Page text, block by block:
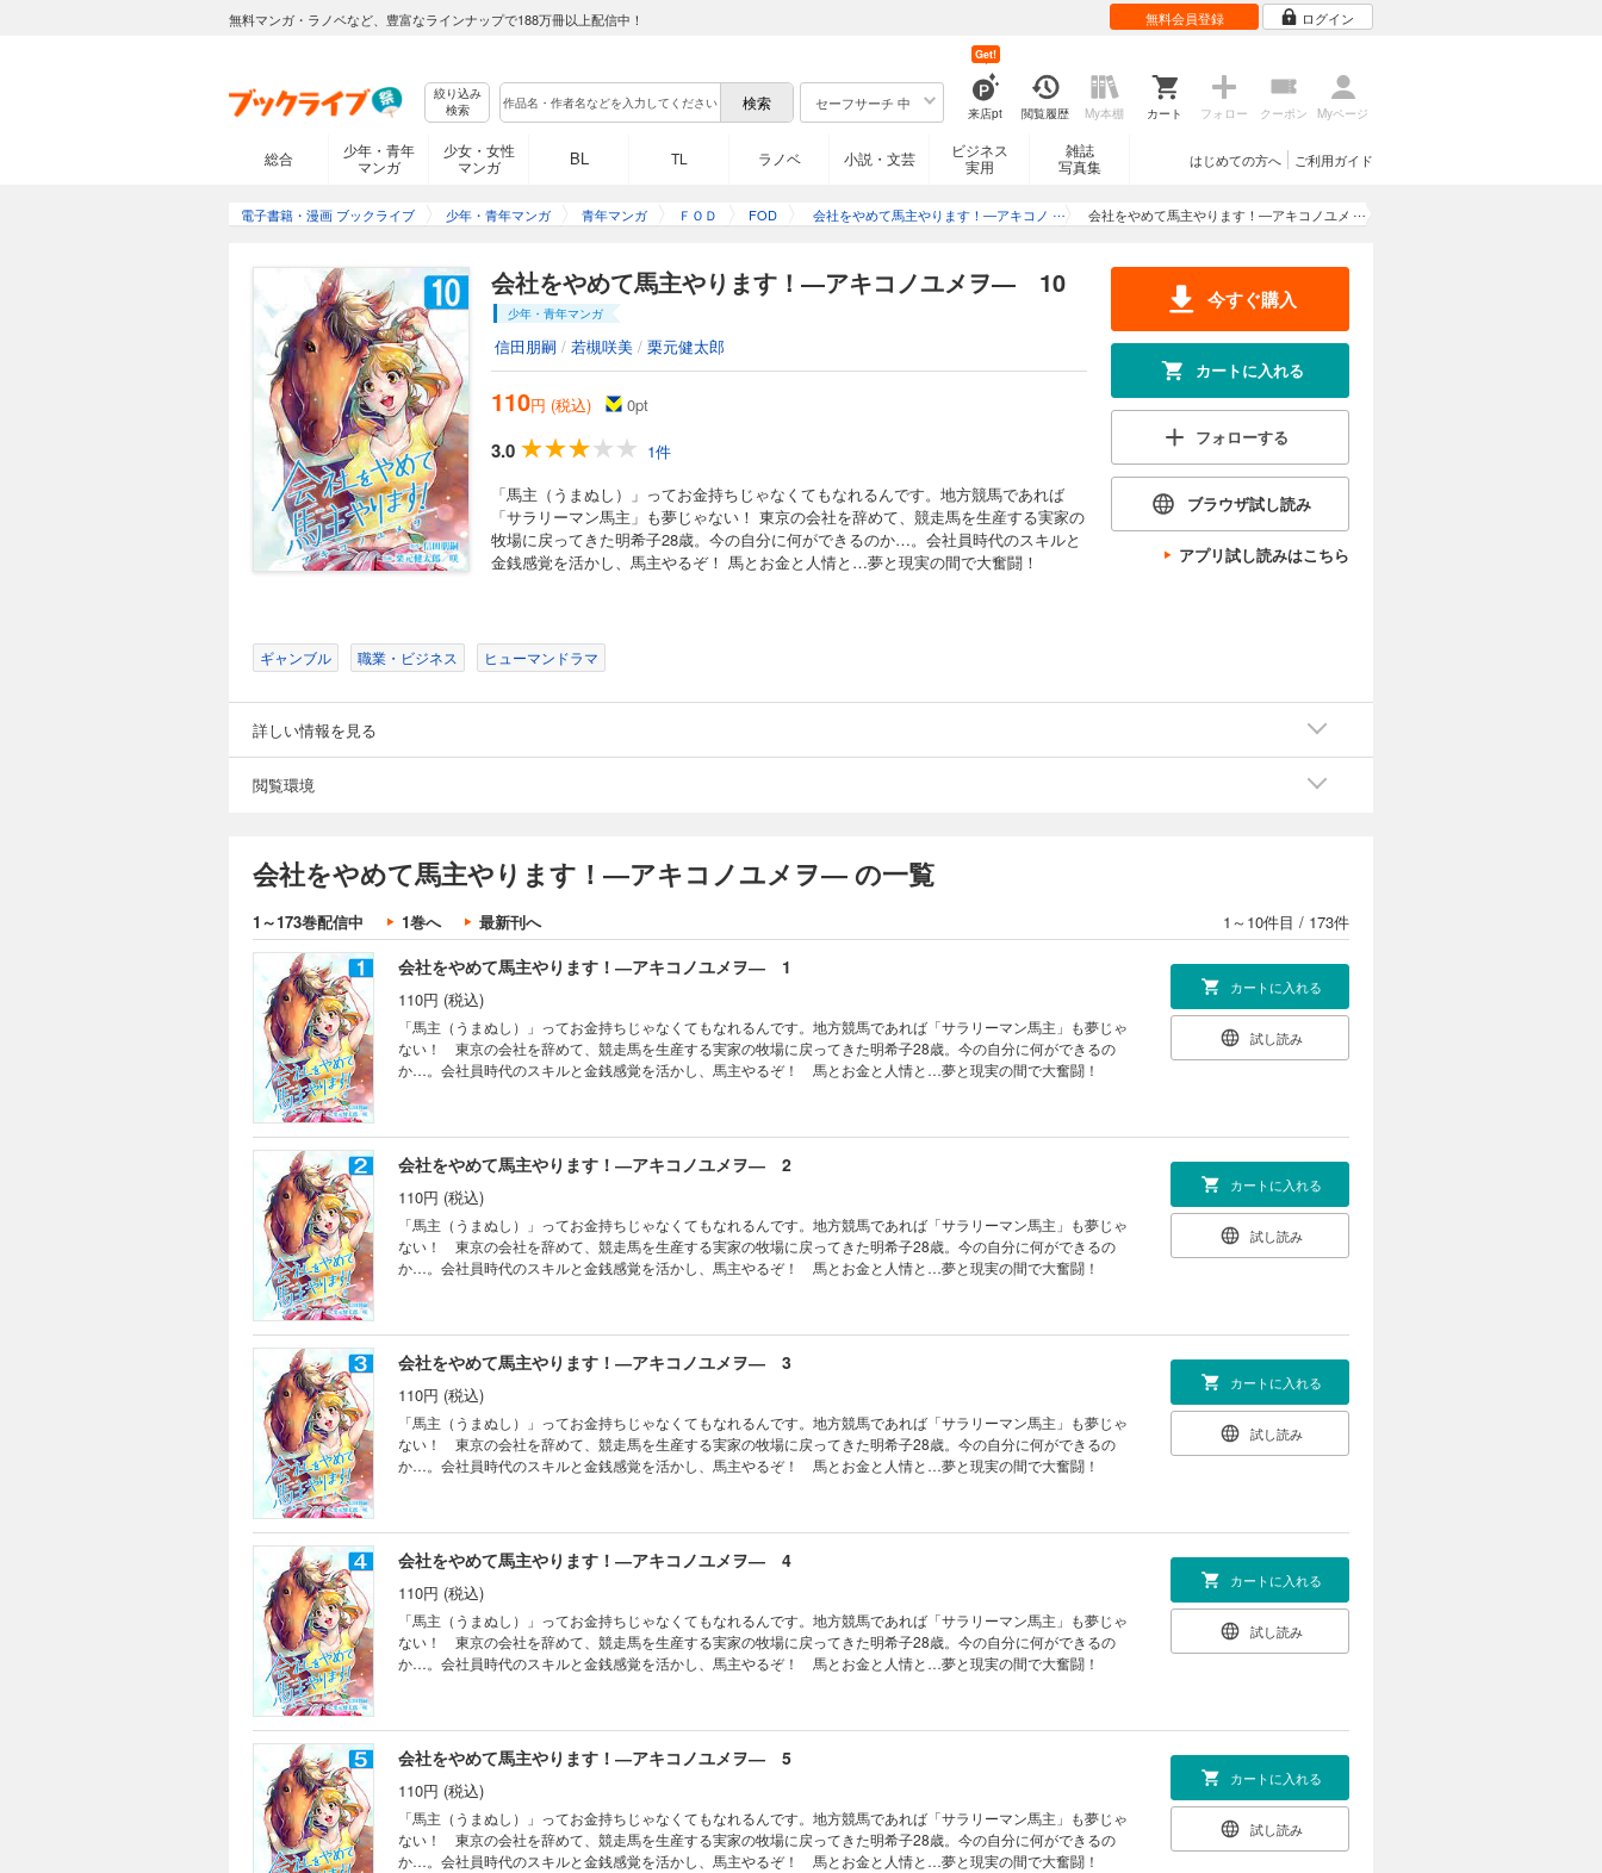
無料マンガ・ラノベなど、豊富なラインナップで188万冊以上配信中！ 無料会員登録 ログイン
絞り込み
検索
セーフサーチ 中
来店pt
Get!
閲覧履歴 My本棚 カート フォロー クーポン Myページ
総合
少年・青年
マンガ
少女・女性
マンガ
BL TL ラノベ 小説・文芸
ビジネス
実用
雑誌
写真集
ご利用ガイド
はじめての方へ
電子書籍・漫画 ブックライブ 少年・青年マンガ 青年マンガ ＦＯＤ FOD
会社をやめて馬主やります！―アキコノ
会社をやめて馬主やります！―アキコノユメ
会社をやめて馬主やります！―アキコノユメヲ― 10
少年・青年マンガ
信田朋嗣 / 若槻咲美 / 栗元健太郎
110円 (税込) 0pt
3.0
1件
「馬主（うまぬし）」ってお金持ちじゃなくてもなれるんです。地方競馬であれば
「サラリーマン馬主」も夢じゃない！ 東京の会社を辞めて、競走馬を生産する実家の
牧場に戻ってきた明希子28歳。今の自分に何ができるのか…。会社員時代のスキルと
金銭感覚を活かし、馬主やるぞ！ 馬とお金と人情と…夢と現実の間で大奮闘！
今すぐ購入
カートに入れる
フォローする
ブラウザ試し読み
アプリ試し読みはこちら
ギャンブル 職業・ビジネス ヒューマンドラマ
詳しい情報を見る
閲覧環境
会社をやめて馬主やります！―アキコノユメヲ― の一覧
1～173巻配信中 1巻へ 最新刊へ 1～10件目 / 173件
会社をやめて馬主やります！―アキコノユメヲ― 1
110円 (税込)
「馬主（うまぬし）」ってお金持ちじゃなくてもなれるんです。地方競馬であれば「サラリーマン馬主」も夢じゃ
ない！ 東京の会社を辞めて、競走馬を生産する実家の牧場に戻ってきた明希子28歳。今の自分に何ができるの
か…。会社員時代のスキルと金銭感覚を活かし、馬主やるぞ！ 馬とお金と人情と…夢と現実の間で大奮闘！
カートに入れる
試し読み
会社をやめて馬主やります！―アキコノユメヲ― 2
110円 (税込)
「馬主（うまぬし）」ってお金持ちじゃなくてもなれるんです。地方競馬であれば「サラリーマン馬主」も夢じゃ
ない！ 東京の会社を辞めて、競走馬を生産する実家の牧場に戻ってきた明希子28歳。今の自分に何ができるの
か…。会社員時代のスキルと金銭感覚を活かし、馬主やるぞ！ 馬とお金と人情と…夢と現実の間で大奮闘！
カートに入れる
試し読み
会社をやめて馬主やります！―アキコノユメヲ― 3
110円 (税込)
「馬主（うまぬし）」ってお金持ちじゃなくてもなれるんです。地方競馬であれば「サラリーマン馬主」も夢じゃ
ない！ 東京の会社を辞めて、競走馬を生産する実家の牧場に戻ってきた明希子28歳。今の自分に何ができるの
か…。会社員時代のスキルと金銭感覚を活かし、馬主やるぞ！ 馬とお金と人情と…夢と現実の間で大奮闘！
カートに入れる
試し読み
会社をやめて馬主やります！―アキコノユメヲ― 4
110円 (税込)
「馬主（うまぬし）」ってお金持ちじゃなくてもなれるんです。地方競馬であれば「サラリーマン馬主」も夢じゃ
ない！ 東京の会社を辞めて、競走馬を生産する実家の牧場に戻ってきた明希子28歳。今の自分に何ができるの
か…。会社員時代のスキルと金銭感覚を活かし、馬主やるぞ！ 馬とお金と人情と…夢と現実の間で大奮闘！
カートに入れる
試し読み
会社をやめて馬主やります！―アキコノユメヲ― 5
110円 (税込)
「馬主（うまぬし）」ってお金持ちじゃなくてもなれるんです。地方競馬であれば「サラリーマン馬主」も夢じゃ
ない！ 東京の会社を辞めて、競走馬を生産する実家の牧場に戻ってきた明希子28歳。今の自分に何ができるの
か…。会社員時代のスキルと金銭感覚を活かし、馬主やるぞ！ 馬とお金と人情と…夢と現実の間で大奮闘！
カートに入れる
試し読み